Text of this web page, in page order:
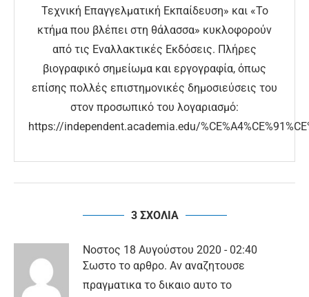
Τεχνική Επαγγελματική Εκπαίδευση» και «Το
κτήμα που βλέπει στη θάλασσα» κυκλοφορούν
από τις Εναλλακτικές Εκδόσεις. Πλήρες
βιογραφικό σημείωμα και εργογραφία, όπως
επίσης πολλές επιστημονικές δημοσιεύσεις του
στον προσωπικό του λογαριασμό:
https://independent.academia.edu/
3 ΣΧΟΛΙΑ
Νοστος 18 Αυγούστου 2020 - 02:40
Σωστο το αρθρο. Αν αναζητουσε
πραγματικα το δικαιο αυτο το